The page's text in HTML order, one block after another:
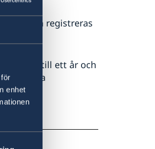
enhet
och registreras
i upp till ett år och
meddela